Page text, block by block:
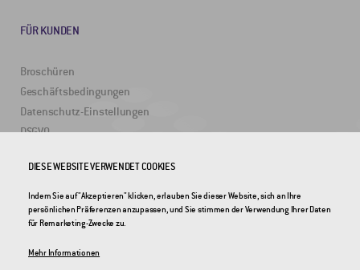
FÜR KUNDEN
Broschüren
Geschäftsbedingungen
Datenschutz-Einstellungen
DSGVO
2DRoad
DIESE WEBSITE VERWENDET COOKIES
Indem Sie auf "Akzeptieren" klicken, erlauben Sie dieser Website, sich an Ihre
persönlichen Präferenzen anzupassen, und Sie stimmen der Verwendung Ihrer Daten
für Remarketing-Zwecke zu.
Mehr Informationen